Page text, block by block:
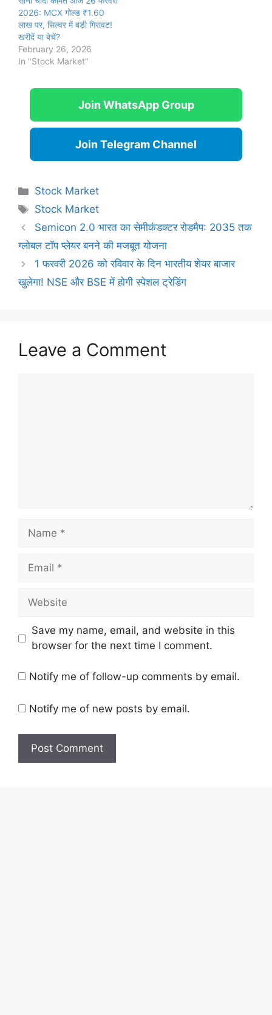
2026: MCX गोल्ड ₹1.60
लाख पर, सिल्वर में बड़ी गिरावट!
खरीदें या बेचें?
February 26, 2026
In "Stock Market"
Join WhatsApp Group
Join Telegram Channel
Categories
Stock Market
Tags
Stock Market
Semicon 2.0 भारत का सेमीकंडक्टर रोडमैप: 2035 तक
ग्लोबल टॉप प्लेयर बनने की मजबूत योजना
1 फरवरी 2026 को रविवार के दिन भारतीय शेयर बाजार
खुलेगा! NSE और BSE में होगी स्पेशल ट्रेडिंग
Leave a Comment
Name
Email
Website
Save my name, email, and website in this
browser for the next time I comment.
Notify me of follow-up comments by email.
Notify me of new posts by email.